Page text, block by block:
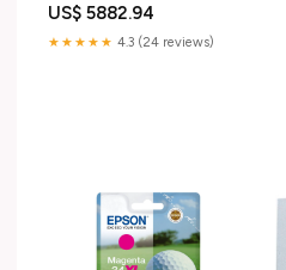
Black 42U Gris
US$ 5882.94
★★★★★ 4.3 (24 reviews)